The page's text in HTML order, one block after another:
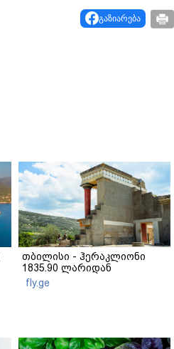
გაზიარება
თბილისი - ჰერაკლიონი
1835.90 ლარიდან
fly.ge